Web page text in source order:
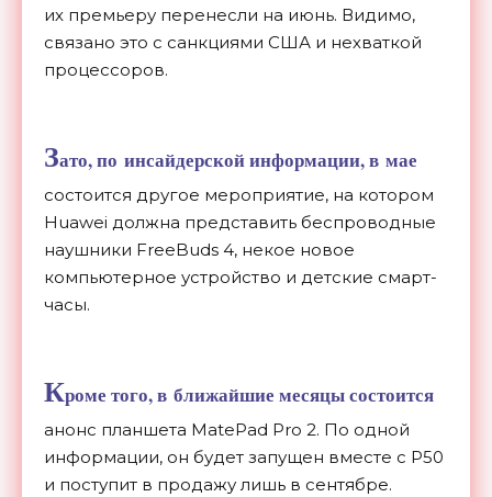
их премьеру перенесли на июнь. Видимо,
связано это с санкциями США и нехваткой
процессоров.
Зато, по инсайдерской информации, в мае
состоится другое мероприятие, на котором
Huawei должна представить беспроводные
наушники FreeBuds 4, некое новое
компьютерное устройство и детские смарт-
часы.
Кроме того, в ближайшие месяцы состоится
анонс планшета MatePad Pro 2. По одной
информации, он будет запущен вместе с P50
и поступит в продажу лишь в сентябре.